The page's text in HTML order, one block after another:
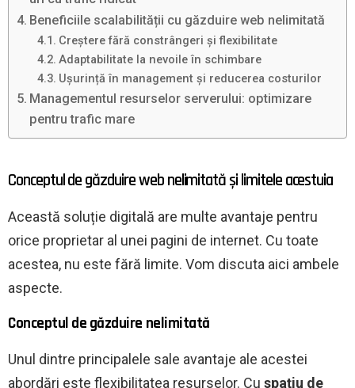
Beneficiile scalabilității cu găzduire web nelimitată
Creștere fără constrângeri și flexibilitate
Adaptabilitate la nevoile în schimbare
Ușurință în management și reducerea costurilor
Managementul resurselor serverului: optimizare
pentru trafic mare
Conceptul de găzduire web nelimitată și limitele acestuia
Această soluție digitală are multe avantaje pentru
orice proprietar al unei pagini de internet. Cu toate
acestea, nu este fără limite. Vom discuta aici ambele
aspecte.
Conceptul de găzduire nelimitată
Unul dintre principalele sale avantaje ale acestei
abordări este flexibilitatea resurselor. Cu spațiu de